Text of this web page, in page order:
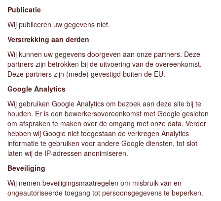
Publicatie
Wij publiceren uw gegevens niet.
Verstrekking aan derden
Wij kunnen uw gegevens doorgeven aan onze partners. Deze
partners zijn betrokken bij de uitvoering van de overeenkomst.
Deze partners zijn (mede) gevestigd buiten de EU.
Google Analytics
Wij gebruiken Google Analytics om bezoek aan deze site bij te
houden. Er is een bewerkersovereenkomst met Google gesloten
om afspraken te maken over de omgang met onze data. Verder
hebben wij Google niet toegestaan de verkregen Analytics
informatie te gebruiken voor andere Google diensten, tot slot
laten wij de IP-adressen anonimiseren.
Beveiliging
Wij nemen beveiligingsmaatregelen om misbruik van en
ongeautoriseerde toegang tot persoonsgegevens te beperken.